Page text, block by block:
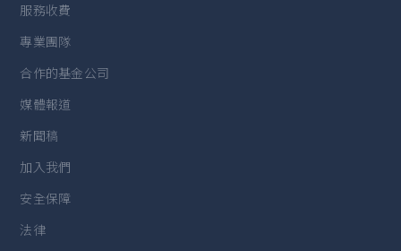
服務收費
專業團隊
合作的基金公司
媒體報道
新聞稿
加入我們
安全保障
法律